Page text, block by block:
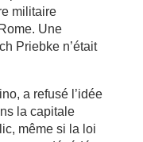
militaire
Une
Priebke n’était
a refusé l’idée
la capitale
même si la loi